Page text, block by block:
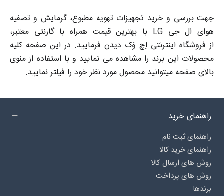
جهت بررسی و خرید تجهیزات تهویه مطبوع، گرمایش و تصفیه
هوای ال جی LG با بهترین قیمت همراه با گارنتی معتبر،
از فروشگاه اینترنتی اِچ وَک دیدن فرمایید. در این صفحه کلیه
محصولات این برند را مشاهده می نمایید و با استفاده از منوی
بالای صفحه میتوانید محصول مورد نظر خود را فیلتر نمایید.
راهنمای خرید
راهنمای ثبت نام
راهنمای خرید کالا
روش های ارسال کالا
روش های پرداخت
برندها